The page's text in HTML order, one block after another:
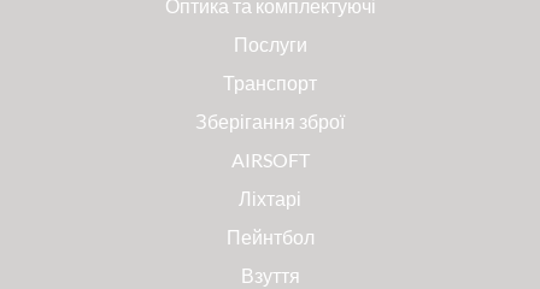
Оптика та комплектуючі
Послуги
Транспорт
Зберігання зброї
AIRSOFT
Ліхтарі
Пейнтбол
Взуття